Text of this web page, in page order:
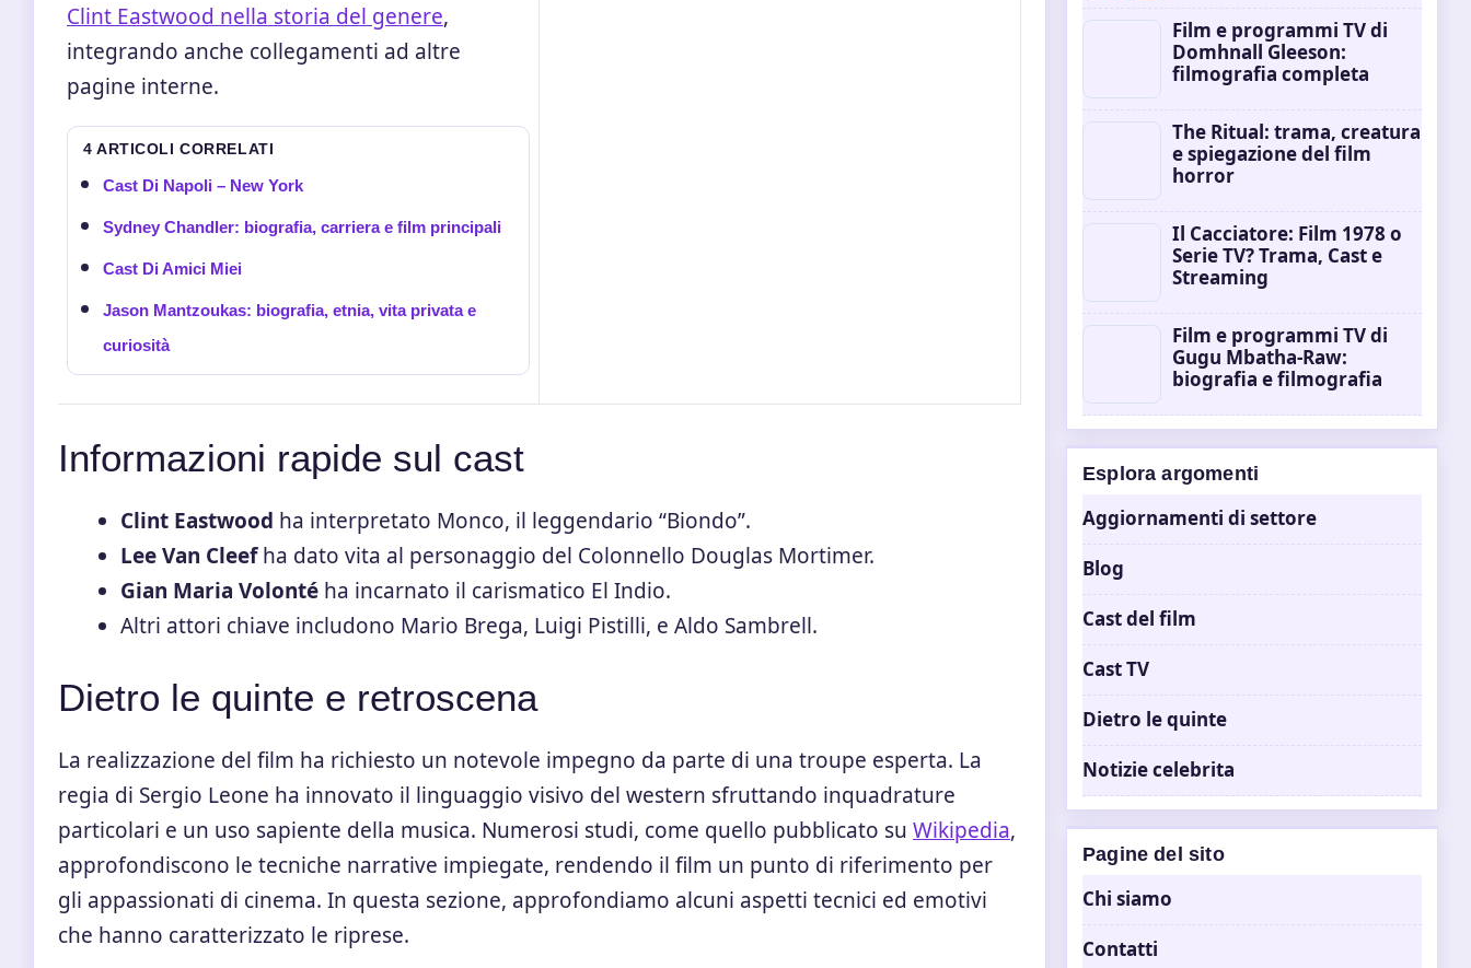
Clint Eastwood nella storia del genere,
integrando anche collegamenti ad altre
pagine interne.
4 ARTICOLI CORRELATI
Cast Di Napoli – New York
Sydney Chandler: biografia, carriera e film principali
Cast Di Amici Miei
Jason Mantzoukas: biografia, etnia, vita privata e
curiosità
Informazioni rapide sul cast
Clint Eastwood ha interpretato Monco, il leggendario “Biondo”.
Lee Van Cleefha dato vita al personaggio del Colonnello Douglas Mortimer.
Gian Maria Volonté ha incarnato il carismatico El Indio.
Altri attori chiave includono Mario Brega, Luigi Pistilli, e Aldo Sambrell.
Dietro le quinte e retroscena
La realizzazione del film ha richiesto un notevole impegno da parte di una troupe esperta. La
regia di Sergio Leone ha innovato il linguaggio visivo del western sfruttando inquadrature
particolari e un uso sapiente della musica. Numerosi studi, come quello pubblicato su Wikipedia,
approfondiscono le tecniche narrative impiegate, rendendo il film un punto di riferimento per
gli appassionati di cinema. In questa sezione, approfondiamo alcuni aspetti tecnici ed emotivi
che hanno caratterizzato le riprese.
Film e programmi TV di
Domhnall Gleeson:
filmografia completa
The Ritual: trama, creatura
e spiegazione del film
horror
Il Cacciatore: Film 1978 o
Serie TV? Trama, Cast e
Streaming
Film e programmi TV di
Gugu Mbatha-Raw:
biografia e filmografia
Esplora argomenti
Aggiornamenti di settore
Blog
Cast del film
Cast TV
Dietro le quinte
Notizie celebrita
Pagine del sito
Chi siamo
Contatti